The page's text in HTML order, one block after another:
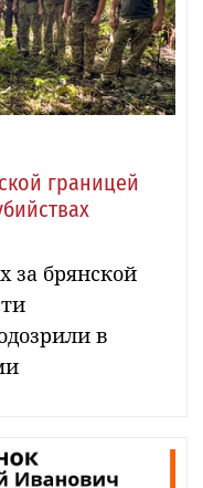
границей
за брянской
в